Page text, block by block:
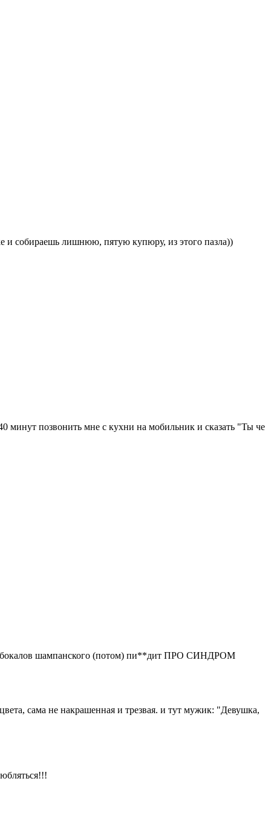
и собираешь лишнюю, пятую купюру, из этого пазла))
минут позвонить мне с кухни на мобильник и сказать "Ты че
бокалов шампанского (потом) пи**дит ПРО СИНДРОМ
сама не накрашенная и трезвая. и тут мужик: "Девушка,